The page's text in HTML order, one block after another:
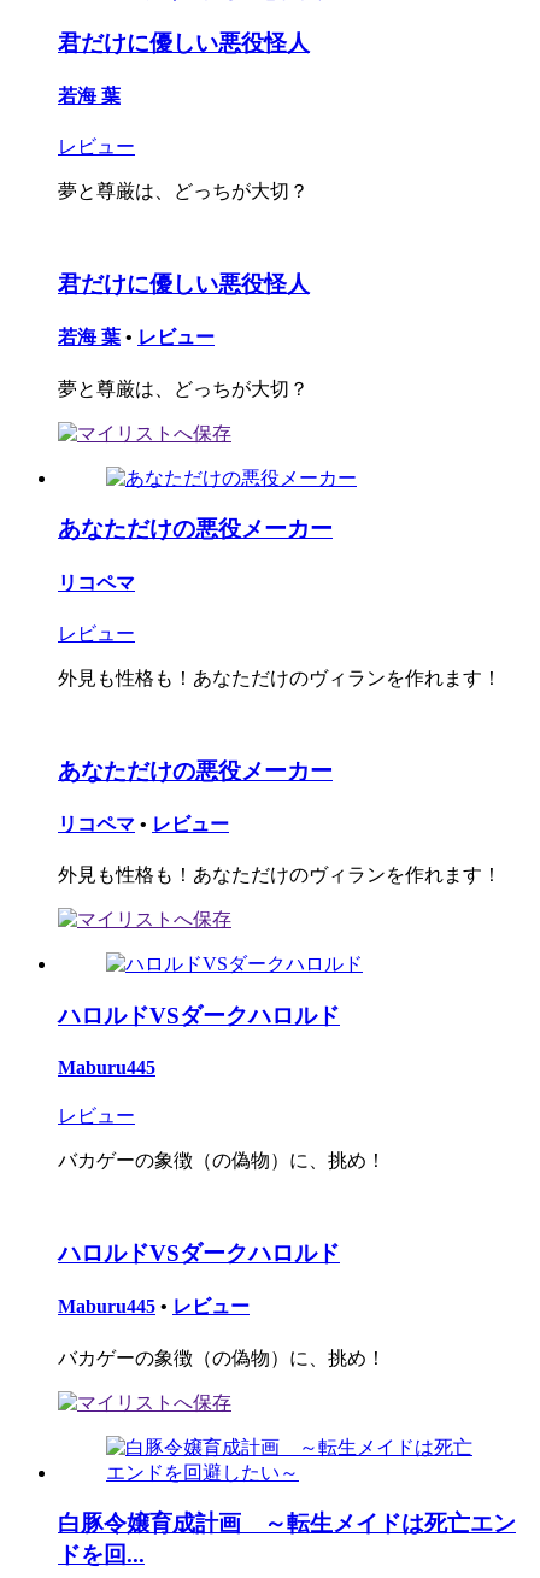
君だけに優しい悪役怪人
若海 葉
レビュー
夢と尊厳は、どっちが大切？
君だけに優しい悪役怪人
若海 葉 • レビュー
夢と尊厳は、どっちが大切？
あなただけの悪役メーカー
リコペマ
レビュー
外見も性格も！あなただけのヴィランを作れます！
あなただけの悪役メーカー
リコペマ • レビュー
外見も性格も！あなただけのヴィランを作れます！
ハロルドVSダークハロルド
Maburu445
レビュー
バカゲーの象徴（の偽物）に、挑め！
ハロルドVSダークハロルド
Maburu445 • レビュー
バカゲーの象徴（の偽物）に、挑め！
白豚令嬢育成計画 ～転生メイドは死亡エン
ドを回...